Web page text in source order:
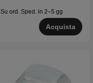
Su ord. Sped. in 2–5 gg
Acquista